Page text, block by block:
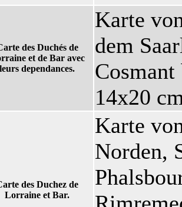
des Duchés de
et de Bar avec
leurs dependances.
Karte
dem
14x20
des Duchez de
Lorraine et Bar.
Karte
Norden,